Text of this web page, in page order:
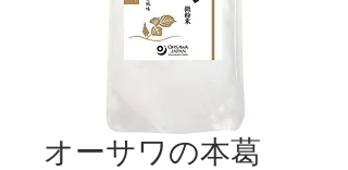
オーサワの本葛